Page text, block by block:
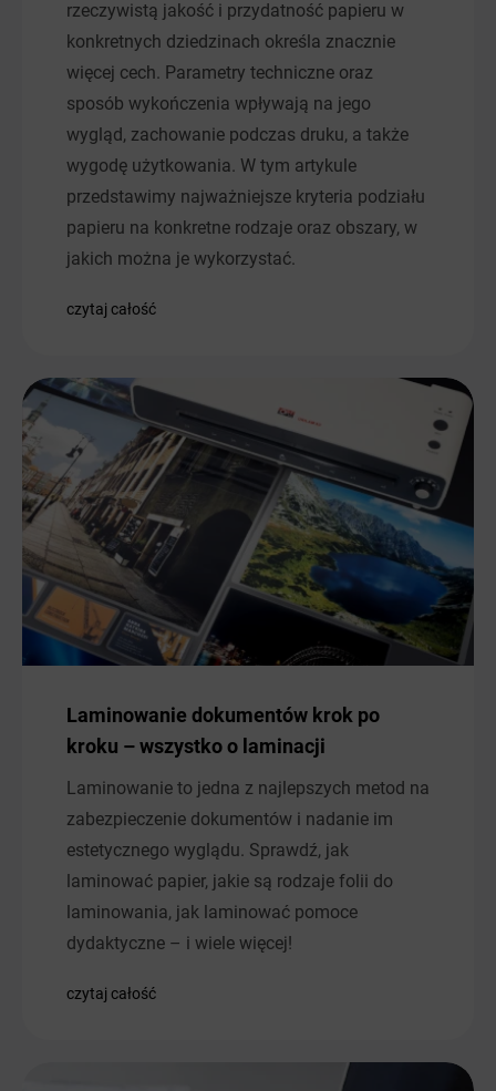
rzeczywistą jakość i przydatność papieru w
konkretnych dziedzinach określa znacznie
więcej cech. Parametry techniczne oraz
sposób wykończenia wpływają na jego
wygląd, zachowanie podczas druku, a także
wygodę użytkowania. W tym artykule
przedstawimy najważniejsze kryteria podziału
papieru na konkretne rodzaje oraz obszary, w
jakich można je wykorzystać.
czytaj całość
Laminowanie dokumentów krok po
kroku – wszystko o laminacji
Laminowanie to jedna z najlepszych metod na
zabezpieczenie dokumentów i nadanie im
estetycznego wyglądu. Sprawdź, jak
laminować papier, jakie są rodzaje folii do
laminowania, jak laminować pomoce
dydaktyczne – i wiele więcej!
czytaj całość